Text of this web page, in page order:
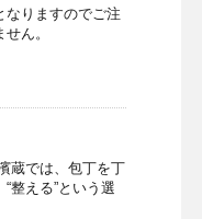
なりますのでご注
ん。
蔵では、包丁を丁
整える”という選